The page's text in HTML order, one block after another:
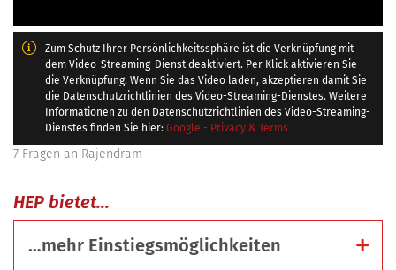
Zum Schutz Ihrer Persönlichkeitssphäre ist die Verknüpfung mit
dem Video-Streaming-Dienst deaktiviert. Per Klick aktivieren Sie
die Verknüpfung. Wenn Sie das Video laden, akzeptieren damit Sie
die Datenschutzrichtlinien des Video-Streaming-Dienstes. Weitere
Informationen zu den Datenschutzrichtlinien des Video-Streaming-
Dienstes finden Sie hier: Google - Privacy & Terms
7 Fragen an Rajendram
HEP bietet...
…mehr Einstiegsmöglichkeiten